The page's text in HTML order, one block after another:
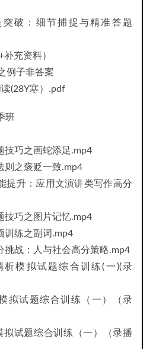
破：细节捕捉与精准答题
充资料）
例子非答案
读(28Y寒）.pdf
班
技巧之画蛇添足.mp4
则之褒贬一致.mp4
提升：应用文演讲类写作高分
技巧之图片记忆.mp4
训练之副词.mp4
挑战：人与社会高分策略.mp4
析模拟试题综合训练(一)(录
拟试题综合训练（一）（录
拟试题综合训练（一）（录播